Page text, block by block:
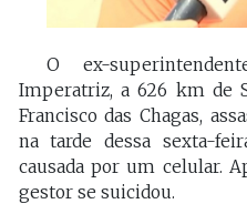
O ex-
Imperatriz, a 626 km de
Francisco das Chagas,
na tarde dessa sexta-
causada por um celular.
gestor se suicidou.